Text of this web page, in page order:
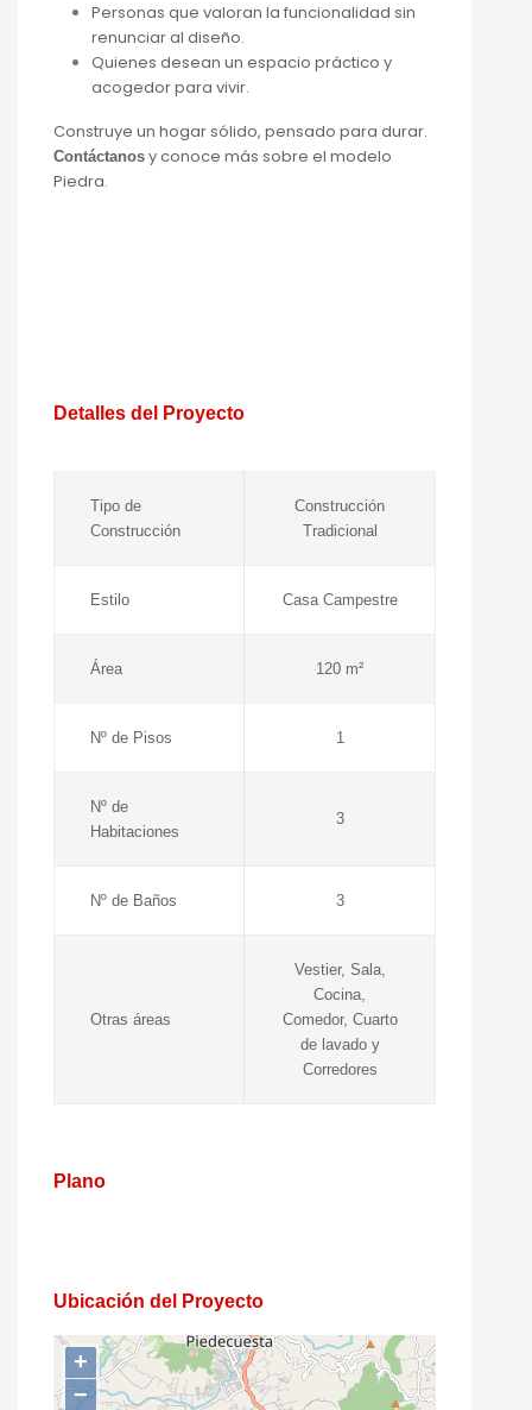
Personas que valoran la funcionalidad sin
renunciar al diseño.
Quienes desean un espacio práctico y
acogedor para vivir.
Construye un hogar sólido, pensado para durar.
Contáctanos y conoce más sobre el modelo
Piedra.
Detalles del Proyecto
Tipo de
Construcción
Construcción
Tradicional
Estilo Casa Campestre
Área 120 m²
Nº de Pisos 1
Nº de
Habitaciones
3
Nº de Baños 3
Otras áreas
Vestier, Sala,
Cocina,
Comedor, Cuarto
de lavado y
Corredores
Plano
Ubicación del Proyecto
+
−